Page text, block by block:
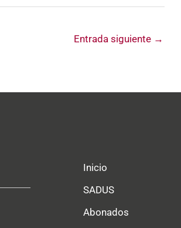
Entrada siguiente →
Inicio
SADUS
Abonados